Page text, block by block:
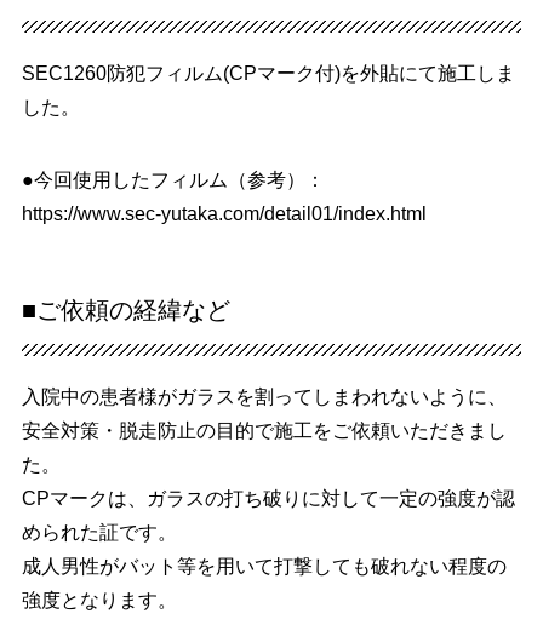
SEC1260防犯フィルム(CPマーク付)を外貼にて施工しま
した。
●今回使用したフィルム（参考）：
https://www.sec-yutaka.com/detail01/index.html
■ご依頼の経緯など
入院中の患者様がガラスを割ってしまわれないように、
安全対策・脱走防止の目的で施工をご依頼いただきまし
た。
CPマークは、ガラスの打ち破りに対して一定の強度が認
められた証です。
成人男性がバット等を用いて打撃しても破れない程度の
強度となります。